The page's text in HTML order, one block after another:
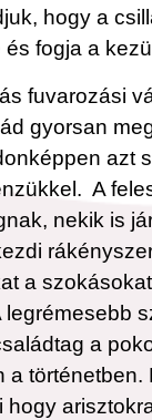
hogy a
fogja a
fuvarozási
gyorsan
azt
A
nekik is
a
a
a történetben.